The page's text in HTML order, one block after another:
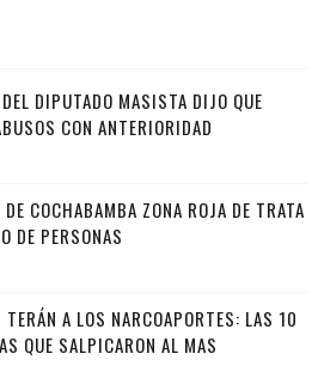
DIPUTADO MASISTA DIJO QUE
CON ANTERIORIDAD
COCHABAMBA ZONA ROJA DE TRATA
DE PERSONAS
TERÁN A LOS NARCOAPORTES: LAS 10
QUE SALPICARON AL MAS